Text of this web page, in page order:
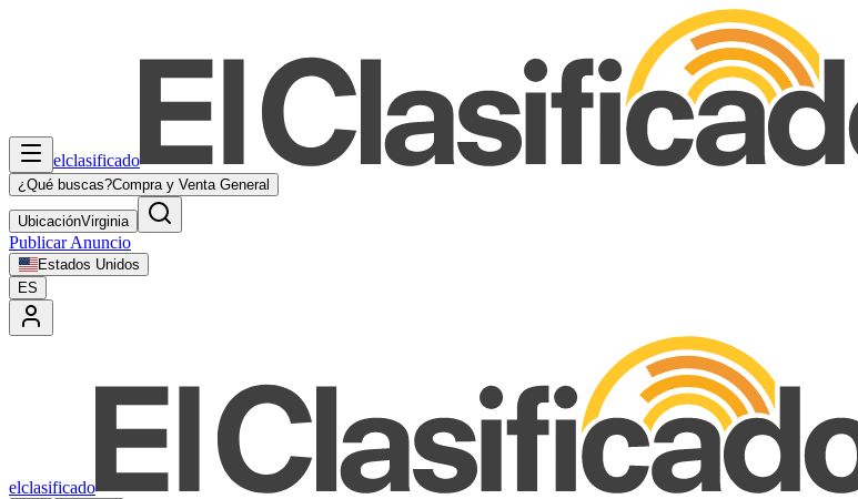
elclasificado
¿Qué buscas?Compra y Venta General
UbicaciónVirginia
Publicar Anuncio
Estados Unidos
ES
elclasificado